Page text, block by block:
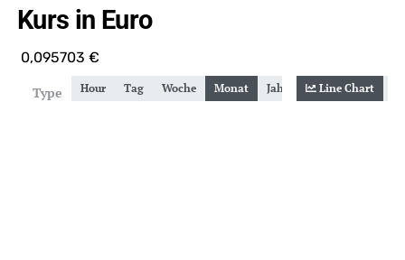
Kurs in Euro
0,095703 €
Zoom Hour Tag Woche Monat Jahr Gesamt
Type Line Chart